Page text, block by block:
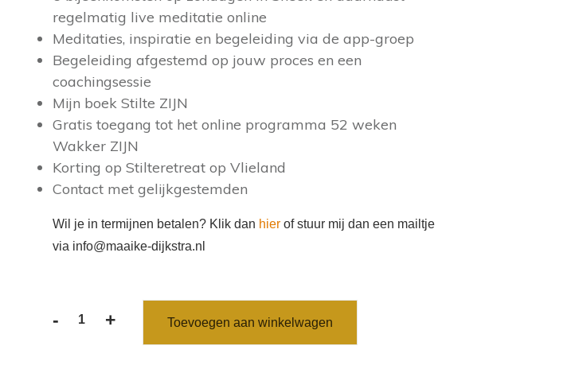
regelmatig live meditatie online
Meditaties, inspiratie en begeleiding via de app-groep
Begeleiding afgestemd op jouw proces en een
coachingsessie
Mijn boek Stilte ZIJN
Gratis toegang tot het online programma 52 weken
Wakker ZIJN
Korting op Stilteretreat op Vlieland
Contact met gelijkgestemden
Wil je in termijnen betalen? Klik dan hierof stuur mij dan een mailtje
via info@maaike-dijkstra.nl
-
Jaartraining
Verdiepingsgroep
+ Toevoegen aan winkelwagen